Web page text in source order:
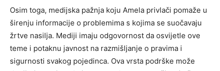
Osim toga, medijska pažnja koju Amela privlači pomaže u
širenju informacije o problemima s kojima se suočavaju
žrtve nasilja. Mediji imaju odgovornost da osvijetle ove
teme i potaknu javnost na razmišljanje o pravima i
sigurnosti svakog pojedinca. Ova vrsta podrške može